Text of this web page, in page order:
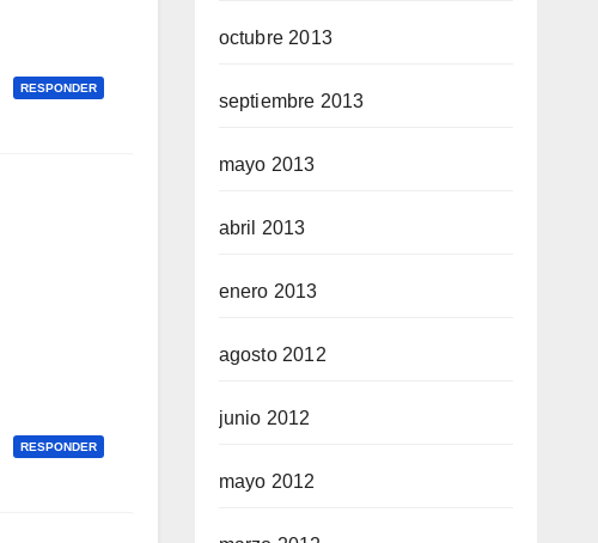
RESPONDER
RESPONDER
octubre 2013
septiembre 2013
mayo 2013
abril 2013
enero 2013
agosto 2012
junio 2012
mayo 2012